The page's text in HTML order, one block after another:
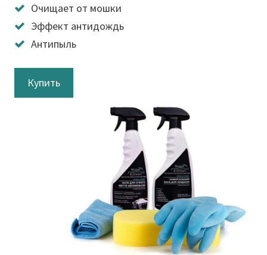
Очищает от мошки
Эффект антидождь
Антипыль
Купить